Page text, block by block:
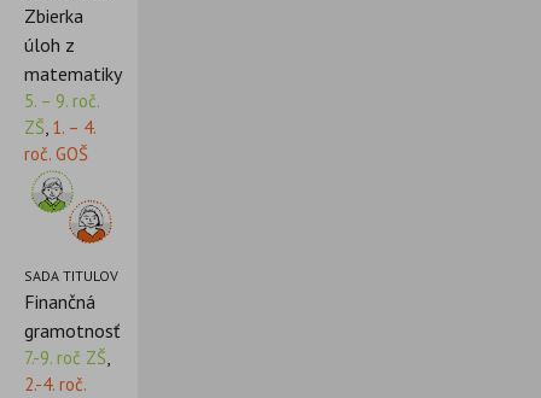
Zbierka
úloh z
matematiky
5. – 9. roč.
ZŠ, 1. – 4.
roč. GOŠ
SADA TITULOV
Finančná
gramotnosť
7.-9. roč ZŠ,
2.-4. roč.